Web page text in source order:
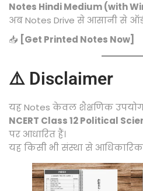
Notes Hindi Medium (with
अब Notes Drive से आसानी से
📥 [Get Printed Notes Now]
⚠️ Disclaimer
यह Notes केवल शैक्षणिक
NCERT Class 12 Political
पर आधारित हैं।
यह किसी भी संस्था से